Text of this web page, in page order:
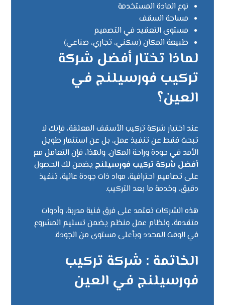
نوع المادة المستخدمة
مساحة السقف
مستوى التعقيد في التصميم
طبيعة المكان (سكني، تجاري، صناعي)
لماذا تختار أفضل شركة
تركيب فورسيلنج في
العين؟
عند اختيار شركة تركيب الأسقف المعلقة، فإنك لا
تبحث فقط عن تنفيذ عمل، بل عن استثمار طويل
الأمد في جودة وراحة المكان. ولهذا، فإن التعامل مع
أفضل شركة تركيب فورسيلنج يضمن لك الحصول
على تصاميم احترافية، مواد ذات جودة عالية، تنفيذ
دقيق، وخدمة ما بعد التركيب.
هذه الشركات تعتمد على فرق فنية مدربة، وأدوات
متقدمة، ونظام عمل منظم يضمن تسليم المشروع
في الوقت المحدد وبأعلى مستوى من الجودة.
الخاتمة : شركة تركيب
فورسيلنج في العين